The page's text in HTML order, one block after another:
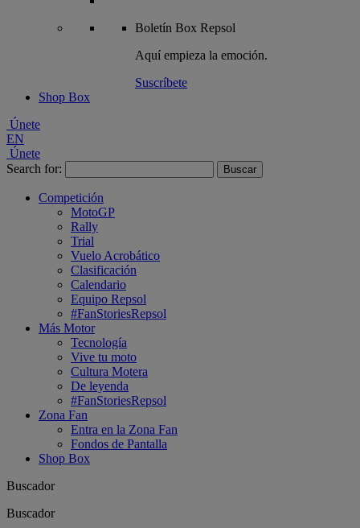
Boletín Box Repsol
Aquí empieza la emoción.
Suscríbete
Shop Box
Únete
EN
Únete
Search for:
Competición
MotoGP
Rally
Trial
Vuelo Acrobático
Clasificación
Calendario
Equipo Repsol
#FanStoriesRepsol
Más Motor
Tecnología
Vive tu moto
Cultura Motera
De leyenda
#FanStoriesRepsol
Zona Fan
Entra en la Zona Fan
Fondos de Pantalla
Shop Box
Buscador
Buscador